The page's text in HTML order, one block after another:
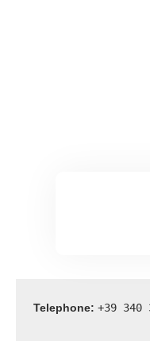
Telephone: +39 340